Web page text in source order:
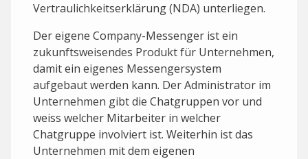
Vertraulichkeitserklärung (NDA) unterliegen.
Der eigene Company-Messenger ist ein
zukunftsweisendes Produkt für Unternehmen,
damit ein eigenes Messengersystem
aufgebaut werden kann. Der Administrator im
Unternehmen gibt die Chatgruppen vor und
weiss welcher Mitarbeiter in welcher
Chatgruppe involviert ist. Weiterhin ist das
Unternehmen mit dem eigenen